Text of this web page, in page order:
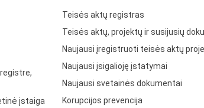
įstaiga
Teisės aktų registras
Teisės aktų, projektų ir susijusių
Naujausi įregistruoti teisės aktų
Naujausi įsigalioję įstatymai
Naujausi svetainės dokumentai
Korupcijos prevencija